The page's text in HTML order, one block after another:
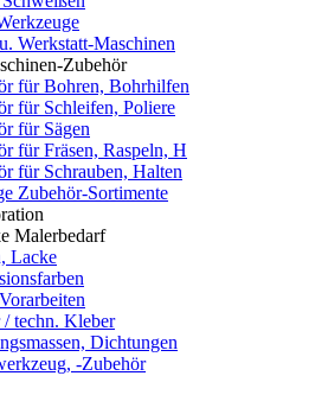
Werkstatt-Maschinen
Zubehör
für Bohren, Bohrhilfen
für Schleifen, Poliere
für Sägen
für Fräsen, Raspeln, H
für Schrauben, Halten
Zubehör-Sortimente
Malerbedarf
Lacke
techn. Kleber
Dichtungen
-Zubehör